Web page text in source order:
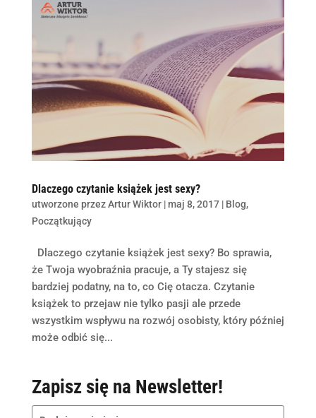
Dlaczego czytanie książek jest sexy?
utworzone przezArtur Wiktor|maj 8, 2017| Blog,
Początkujący
Dlaczego czytanie książek jest sexy? Bo sprawia,
że Twoja wyobraźnia pracuje, a Ty stajesz się
bardziej podatny, na to, co Cię otacza. Czytanie
książek to przejaw nie tylko pasji ale przede
wszystkim wspływu na rozwój osobisty, który później
może odbić się...
Zapisz się na Newsletter!